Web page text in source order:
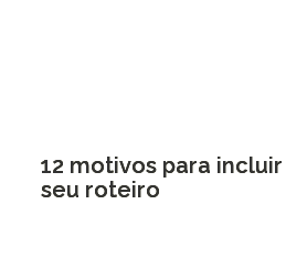
12 motivos para
seu roteiro